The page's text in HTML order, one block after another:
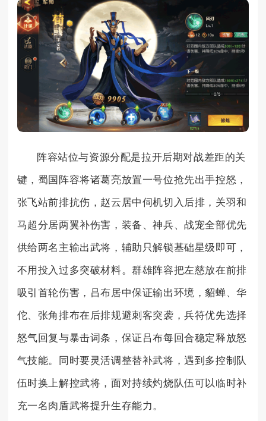
阵容站位与资源分配是拉开后期对战差距的关
键，蜀国阵容将诸葛亮放置一号位抢先出手控怒，
张飞站前排抗伤，赵云居中伺机切入后排，关羽和
马超分居两翼补伤害，装备、神兵、战宠全部优先
供给两名主输出武将，辅助只解锁基础星级即可，
不用投入过多突破材料。群雄阵容把左慈放在前排
吸引首轮伤害，吕布居中保证输出环境，貂蝉、华
佗、张角排布在后排规避刺客突袭，兵符优先选择
怒气回复与暴击词条，保证吕布每回合稳定释放怒
气技能。同时要灵活调整替补武将，遇到多控制队
伍时换上解控武将，面对持续灼烧队伍可以临时补
充一名肉盾武将提升生存能力。